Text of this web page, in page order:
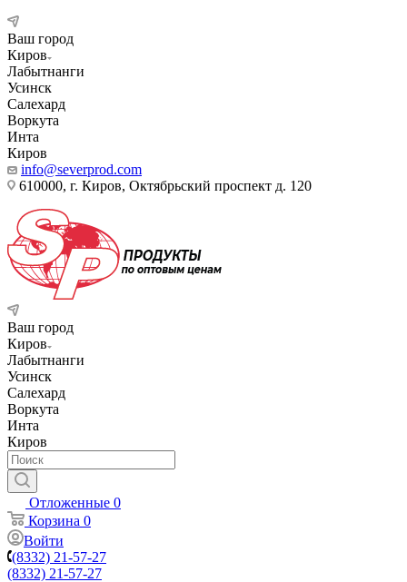
Ваш город
Киров
Лабытнанги
Усинск
Салехард
Воркута
Инта
Киров
info@severprod.com
610000, г. Киров, Октябрьский проспект д. 120
Ваш город
Киров
Лабытнанги
Усинск
Салехард
Воркута
Инта
Киров
Отложенные 0
Корзина 0
Войти
(8332) 21-57-27
(8332) 21-57-27